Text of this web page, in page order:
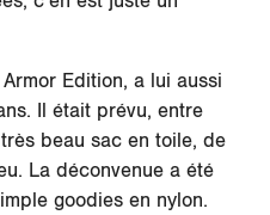
Edition, a lui aussi
Il était prévu, entre
beau sac en toile, de
La déconvenue a été
goodies en nylon.